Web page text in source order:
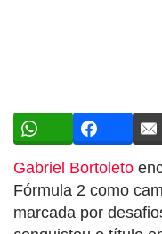
Gabriel Bortoleto
Fórmula 2 como
marcada por